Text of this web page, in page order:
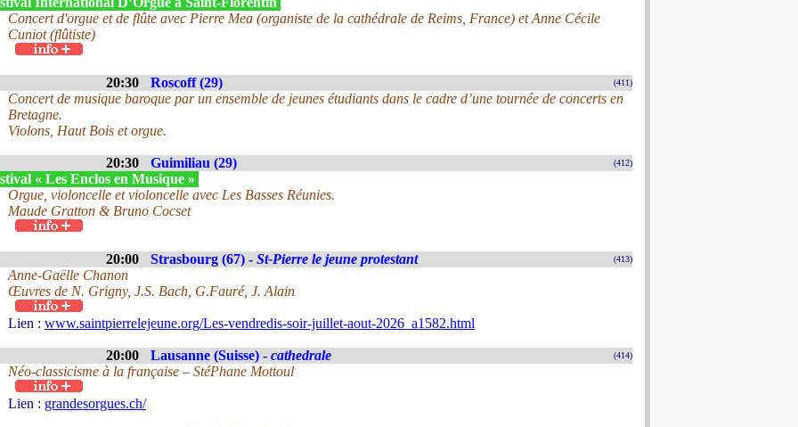
Concert d'orgue et de flûte avec Pierre Mea (organiste de la cathédrale de Reims, France) et Anne Cécile
Cuniot (flûtiste)
20:30 Roscoff (29) (411)
Concert de musique baroque par un ensemble de jeunes étudiants dans le cadre d’une tournée de concerts en
Bretagne.
Violons, Haut Bois et orgue.
20:30 Guimiliau (29) (412)
« Les Enclos en Musique »
Orgue, violoncelle et violoncelle avec Les Basses Réunies.
Maude Gratton & Bruno Cocset
20:00 Strasbourg (67) - St-Pierre le jeune protestant (413)
Anne-Gaëlle Chanon
Œuvres de N. Grigny, J.S. Bach, G.Fauré, J. Alain
Lien : www.saintpierrelejeune.org/Les-vendredis-soir-juillet-aout-2026_a1582.html
20:00 Lausanne (Suisse) - cathedrale (414)
Néo-classicisme à la française – StéPhane Mottoul
Lien : grandesorgues.ch/